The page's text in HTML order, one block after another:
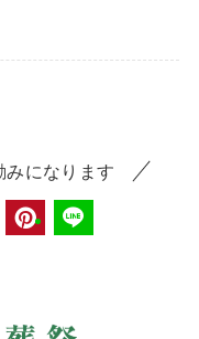
みになります